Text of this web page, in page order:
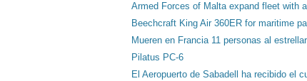
Armed Forces of Malta expand fleet with
Beechcraft King Air 360ER for maritime
Mueren en Francia 11 personas al
Pilatus PC-6
El Aeropuerto de Sabadell ha recibido el